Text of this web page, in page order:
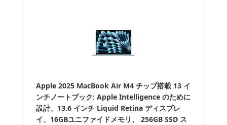
Apple 2025 MacBook Air M4 チップ搭載 13 イ
ンチノートブック: Apple Intelligence のために
設計、13.6 インチ Liquid Retina ディスプレ
イ、16GBユニファイドメモリ、 256GB SSD ス